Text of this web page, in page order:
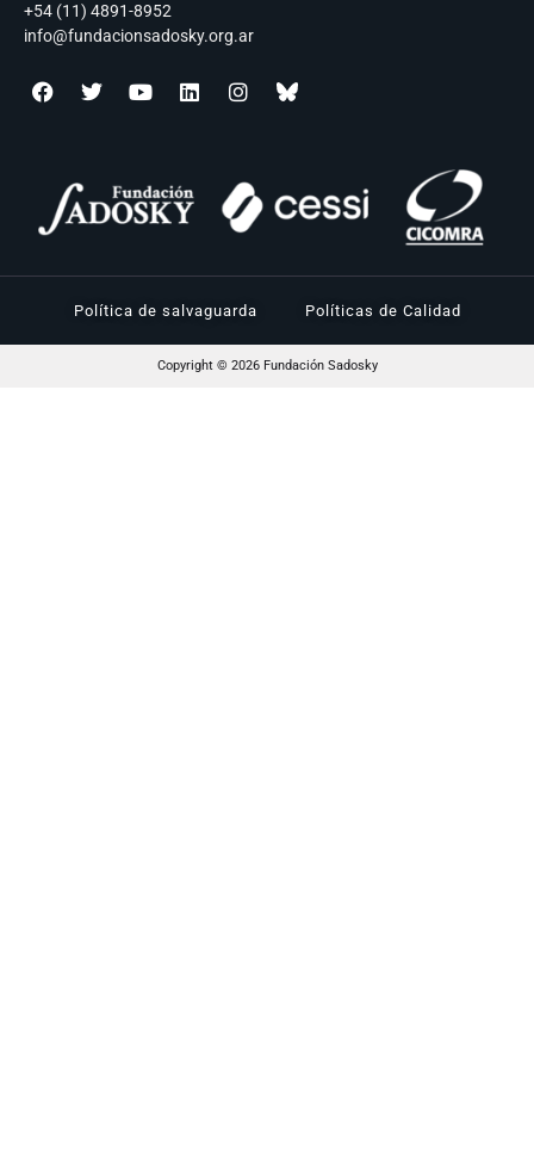
+54 (11) 4891-8952
info@fundacionsadosky.org.ar
Política de salvaguarda Políticas de Calidad
Copyright © 2026 Fundación Sadosky